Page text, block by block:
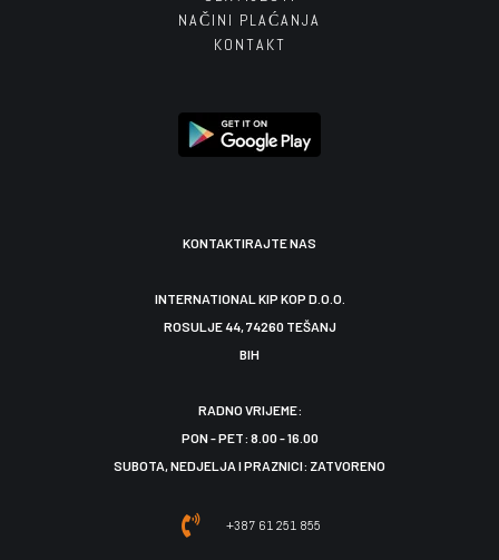
NAČINI PLAĆANJA
KONTAKT
KONTAKTIRAJTE NAS
INTERNATIONAL KIP KOP D.O.O.
ROSULJE 44, 74260 TEŠANJ
BIH
RADNO VRIJEME:
PON - PET: 8.00 - 16.00
SUBOTA, NEDJELJA I PRAZNICI: ZATVORENO
+387 61 251 855